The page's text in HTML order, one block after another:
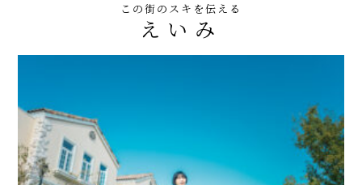
この街のスキを伝える
えいみ